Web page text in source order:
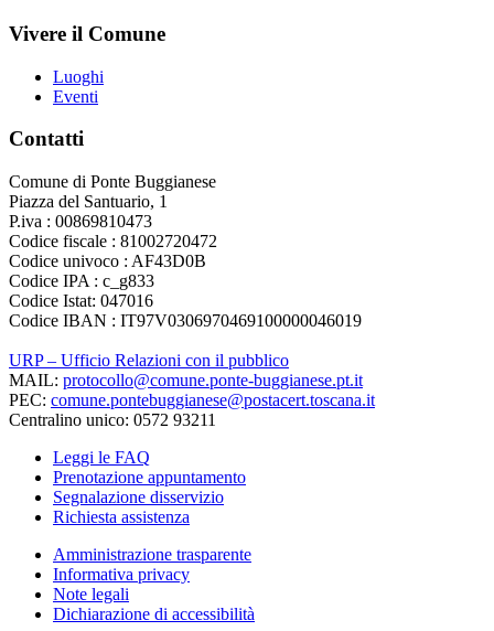
Vivere il Comune
Luoghi
Eventi
Contatti
Comune di Ponte Buggianese
Piazza del Santuario, 1
P.iva : 00869810473
Codice fiscale : 81002720472
Codice univoco : AF43D0B
Codice IPA : c_g833
Codice Istat: 047016
Codice IBAN : IT97V0306970469100000046019
URP – Ufficio Relazioni con il pubblico
MAIL: protocollo@comune.ponte-buggianese.pt.it
PEC: comune.pontebuggianese@postacert.toscana.it
Centralino unico: 0572 93211
Leggi le FAQ
Prenotazione appuntamento
Segnalazione disservizio
Richiesta assistenza
Amministrazione trasparente
Informativa privacy
Note legali
Dichiarazione di accessibilità